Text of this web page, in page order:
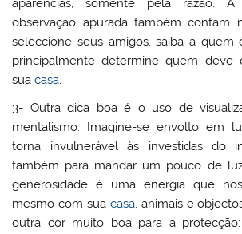
aparências, somente pela razão.
observação apurada também contam
seleccione seus amigos, saiba a quem
principalmente determine quem deve
suacasa.
3- Outra dica boa é o uso de
mentalismo. Imagine-se envolto em
torna invulnerável às investidas do
também para mandar um pouco de
generosidade é uma energia que
mesmo com sua casa, animais e
outra cor muito boa para a